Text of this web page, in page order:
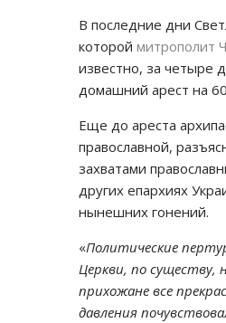
В последние дни
которой митрополит
известно, за четыре
домашний арест на
Еще до ареста
православной,
захватами
других епархиях
нынешних гонений.
«Политические
Церкви, по существу,
прихожане все
давления